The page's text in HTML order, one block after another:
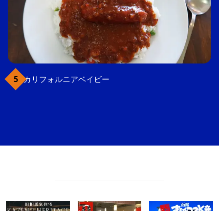
カリフォルニアベイビー